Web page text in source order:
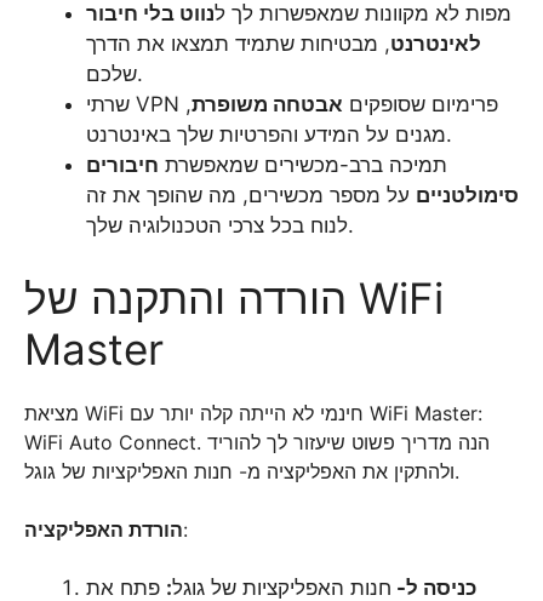
מפות לא מקוונות שמאפשרות לך לנווט בלי חיבור
לאינטרנט, מבטיחות שתמיד תמצאו את הדרך
שלכם.
שרתי VPN פרימיום שסופקים אבטחה משופרת,
מגנים על המידע והפרטיות שלך באינטרנט.
תמיכה ברב-מכשירים שמאפשרת חיבורים
סימולטניים על מספר מכשירים, מה שהופך את זה
לנוח בכל צרכי הטכנולוגיה שלך.
הורדה והתקנה של WiFi
Master
מציאת WiFi חינמי לא הייתה קלה יותר עם WiFi Master:
WiFi Auto Connect. הנה מדריך פשוט שיעזור לך להוריד
ולהתקין את האפליקציה מ- חנות האפליקציות של גוגל.
הורדת האפליקציה:
כניסה ל- חנות האפליקציות של גוגל: פתח את